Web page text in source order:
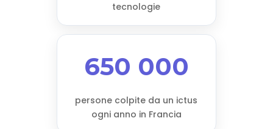
tecnologie
650 000
persone colpite da un ictus
ogni anno in Francia